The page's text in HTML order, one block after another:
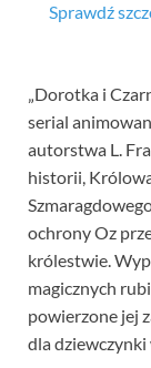
Sprawdź
„Dorotka i
serial
autorstwa L.
historii,
ochrony Oz
królestwie.
magicznych
powierzone jej
dla dziewczynki